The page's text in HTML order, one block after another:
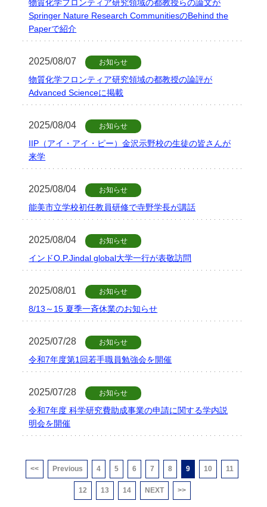
物質化学フロンティア研究領域の都教授らの論文が
Springer Nature Research CommunitiesのBehind the
Paperで紹介
2025/08/07 お知らせ
物質化学フロンティア研究領域の都教授の論評が
Advanced Scienceに掲載
2025/08/04 お知らせ
IIP（アイ・アイ・ピー）金沢示野校の生徒の皆さんが
来学
2025/08/04 お知らせ
能美市立学校初任教員研修で寺野学長が講話
2025/08/04 お知らせ
インドO.P.Jindal global大学一行が表敬訪問
2025/08/01 お知らせ
8/13～15 夏季一斉休業のお知らせ
2025/07/28 お知らせ
令和7年度第1回若手職員勉強会を開催
2025/07/28 お知らせ
令和7年度 科学研究費助成事業の申請に関する学内説
明会を開催
<< Previous 4 5 6 7 8 9 10 11
12 13 14 NEXT >>